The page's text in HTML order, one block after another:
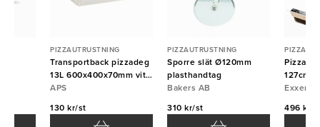
PIZZAUTRUSTNING
Transportback pizzadeg
13L 600x400x70mm vit
APS
APS
130 kr/st
PIZZAUTRUSTNING
Sporre slät Ø120mm
plasthandtag
Bakers AB
310 kr/st
127cm
Exxent
496 kr/